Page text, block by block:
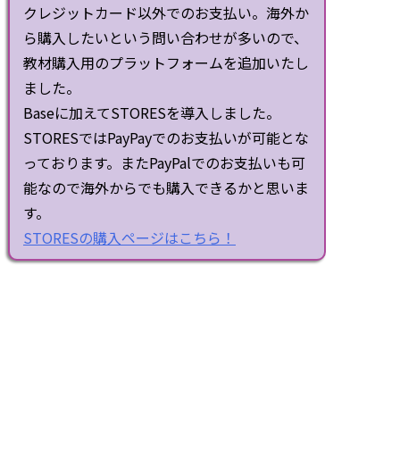
クレジットカード以外でのお支払い。海外か
ら購入したいという問い合わせが多いので、
教材購入用のプラットフォームを追加いたし
ました。
Baseに加えてSTORESを導入しました。
STORESではPayPayでのお支払いが可能とな
っております。またPayPalでのお支払いも可
能なので海外からでも購入できるかと思いま
す。
STORESの購入ページはこちら！